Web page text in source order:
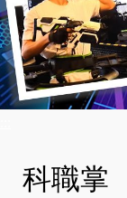
科職掌